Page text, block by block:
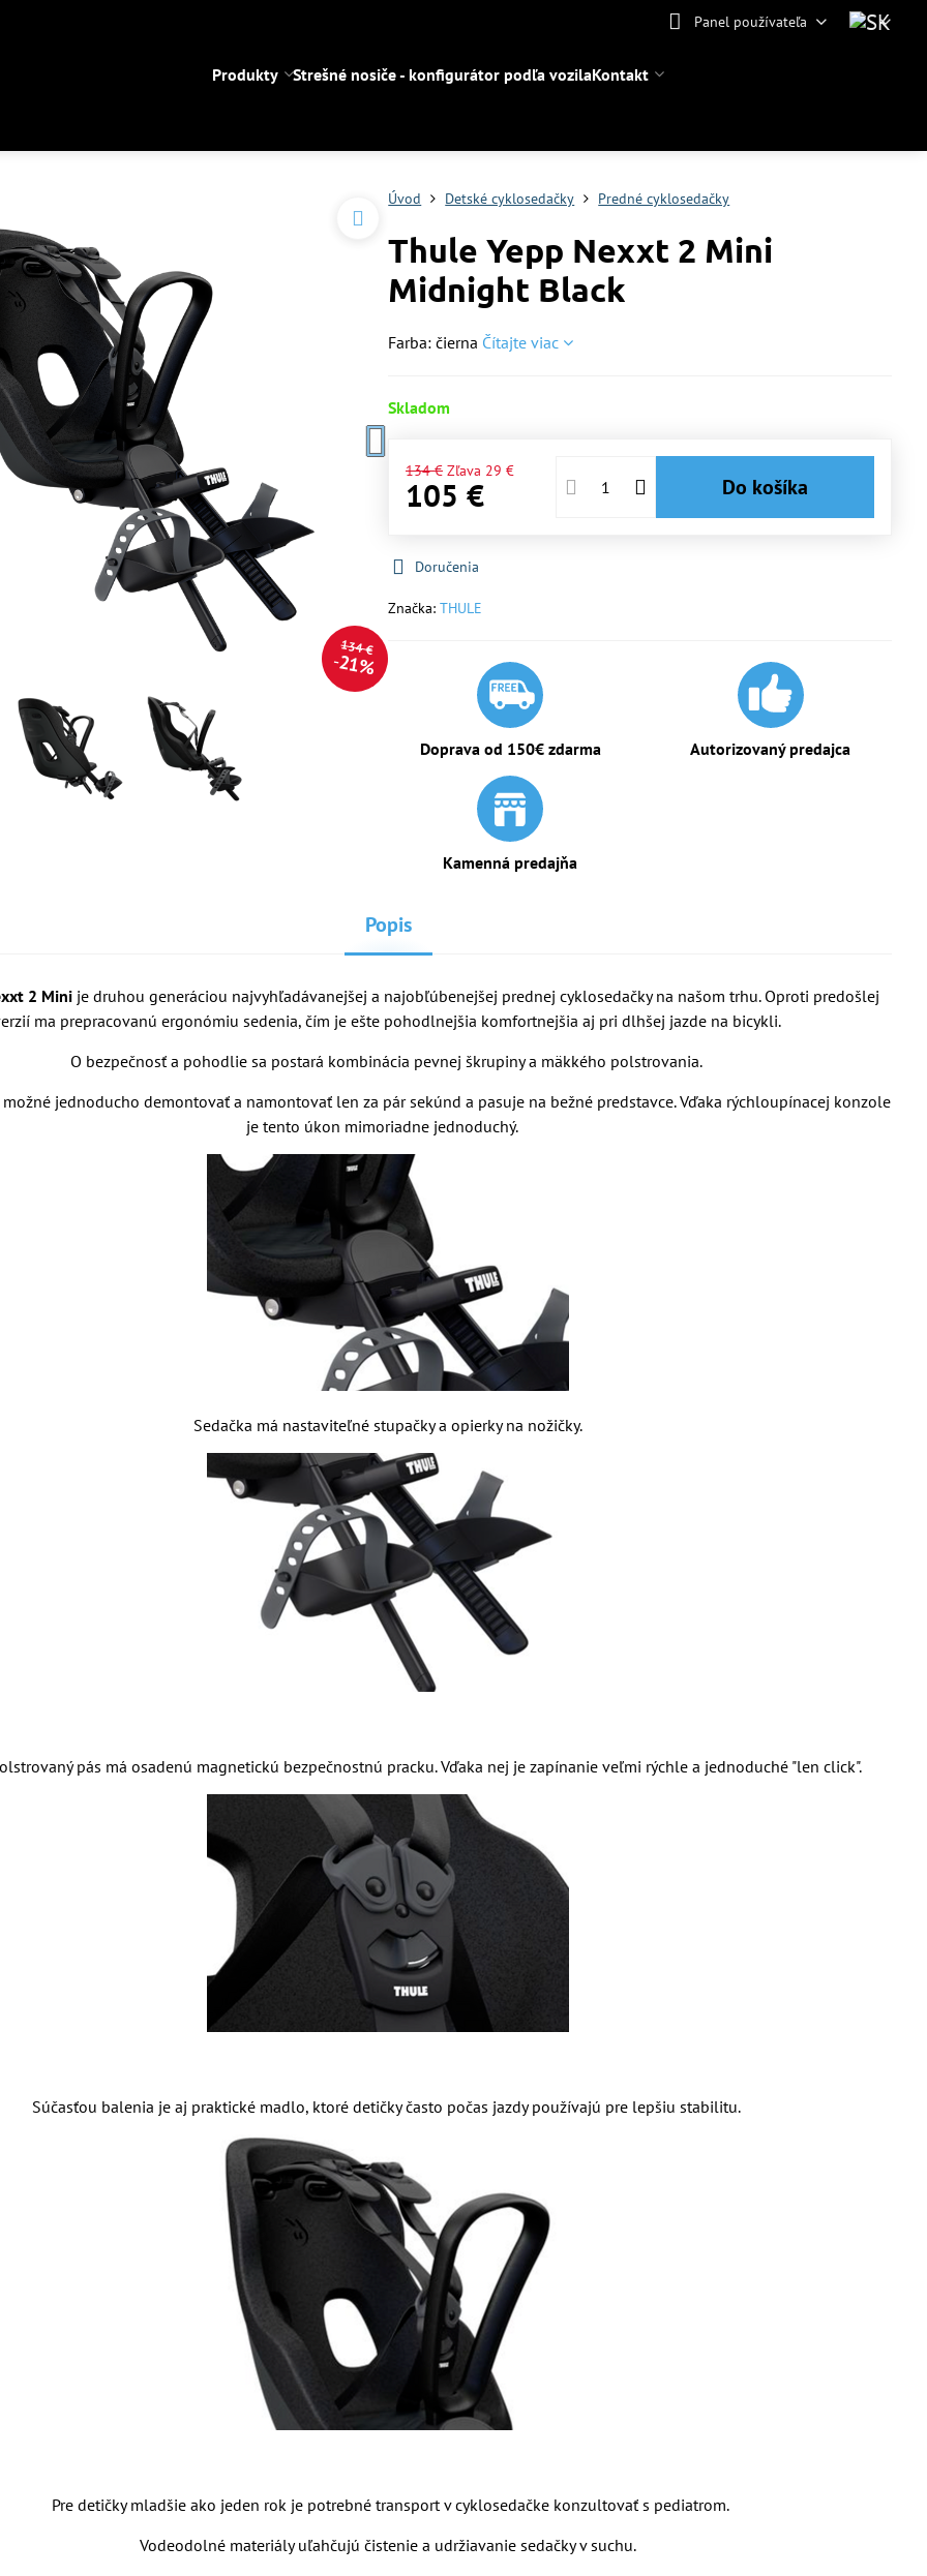
Panel používateľa
Produkty Strešné nosiče - konfigurátor podľa vozilaKontakt
134 €
21%
Úvod Detské cyklosedačky Predné cyklosedačky
Thule Yepp Nexxt 2 Mini
Midnight Black
Farba: čierna Čítajte viac
Skladom
134 € Zľava 29 €
105 € Do košíka
Doručenia
Značka:THULE
Doprava od 150€ zdarma Autorizovaný predajca
Kamenná predajňa
Popis
2 Minije druhou generáciou najvyhľadávanejšej a najobľúbenejšej prednej cyklosedačky na našom trhu. Oproti predošlej
ma prepracovanú ergonómiu sedenia, čím je ešte pohodlnejšia komfortnejšia aj pri dlhšej jazde na bicykli.
O bezpečnosť a pohodlie sa postará kombinácia pevnej škrupiny a mäkkého polstrovania.
možné jednoducho demontovať a namontovať len za pár sekúnd a pasuje na bežné predstavce. Vďaka rýchloupínacej konzole
je tento úkon mimoriadne jednoduchý.
Sedačka má nastaviteľné stupačky a opierky na nožičky.
pás má osadenú magnetickú bezpečnostnú pracku. Vďaka nej je zapínanie veľmi rýchle a jednoduché "len click".
Súčasťou balenia je aj praktické madlo, ktoré detičky často počas jazdy používajú pre lepšiu stabilitu.
Pre detičky mladšie ako jeden rok je potrebné transport v cyklosedačke konzultovať s pediatrom.
Vodeodolné materiály uľahčujú čistenie a udržiavanie sedačky v suchu.